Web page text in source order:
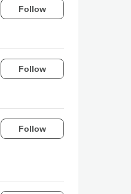
Follow
Follow
Follow